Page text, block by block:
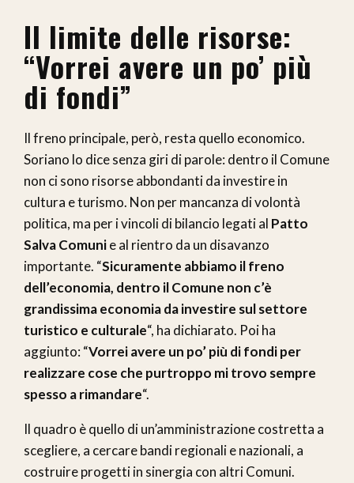
Il limite delle risorse:
“Vorrei avere un po’ più
di fondi”
Il freno principale, però, resta quello economico.
Soriano lo dice senza giri di parole: dentro il Comune
non ci sono risorse abbondanti da investire in
cultura e turismo. Non per mancanza di volontà
politica, ma per i vincoli di bilancio legati al Patto
Salva Comunie al rientro da un disavanzo
importante. “Sicuramente abbiamo il freno
dell’economia, dentro il Comune non c’è
grandissima economia da investire sul settore
turistico e culturale“, ha dichiarato. Poi ha
aggiunto: “Vorrei avere un po’ più di fondi per
realizzare cose che purtroppo mi trovo sempre
spesso a rimandare“.
Il quadro è quello di un’amministrazione costretta a
scegliere, a cercare bandi regionali e nazionali, a
costruire progetti in sinergia con altri Comuni.